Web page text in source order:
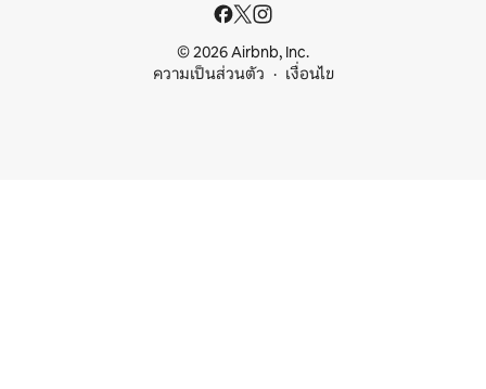
© 2026 Airbnb, Inc.
ความเป็นส่วนตัว
เงื่อนไข